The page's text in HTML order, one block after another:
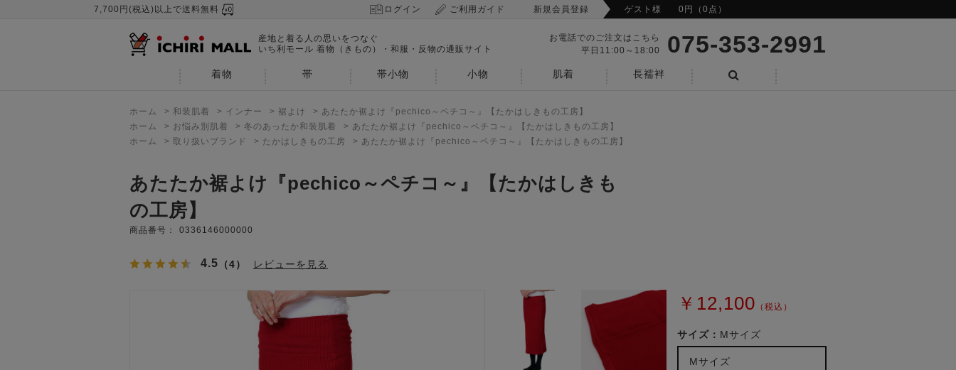
7,700円(税込)以上で送料無料 ログイン ご利用ガイド 新規会員登録 ゲスト様 0円（0点）
産地と着る人の思いをつなぐ
いち利モール 着物（きもの）・和服・反物の通販サイト
お電話でのご注文はこちら
平日11:00～18:00
075-353-2991
着物 帯 帯小物 小物 肌着
長襦袢
ホーム > 和装肌着 > インナー > 裾よけ > あたたか裾よけ『pechico～ペチコ～』【たかはしきもの工房】
ホーム
> お悩み別肌着 > 冬のあったか和装肌着 > あたたか裾よけ『pechico～ペチコ～』【たかはしきもの工房】
ホーム
> 取り扱いブランド > たかはしきもの工房 > あたたか裾よけ『pechico～ペチコ～』【たかはしきもの工房】
あたたか裾よけ『pechico～ペチコ～』【たかはしきも
の工房】
商品番号： 0336146000000
4.5 （4） レビューを見る
￥12,100 （税込）
サイズ： Mサイズ
Mサイズ